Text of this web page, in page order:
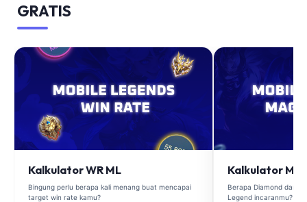
GRATIS
Kalkulator WR ML
Bingung perlu berapa kali menang buat mencapai
target win rate kamu?
Kalkulator
Berapa Diamond dan
Legend incaranmu?